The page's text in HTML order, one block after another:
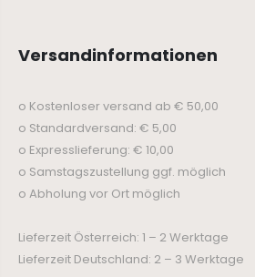
Versandinformationen
o Kostenloser versand ab € 50,00
o Standardversand: € 5,00
o Expresslieferung: € 10,00
o Samstagszustellung ggf. möglich
o Abholung vor Ort möglich
Lieferzeit Österreich: 1 – 2 Werktage
Lieferzeit Deutschland: 2 – 3 Werktage